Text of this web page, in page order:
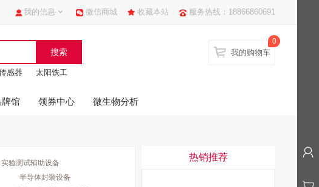
微信商城 收藏本站 服务热线：18866860691
我的信息
感器
太阳铁工
我的购物车
0
牌馆 领券中心 微生物分析
实验测试辅助设备
半导体封装设备
热销推荐